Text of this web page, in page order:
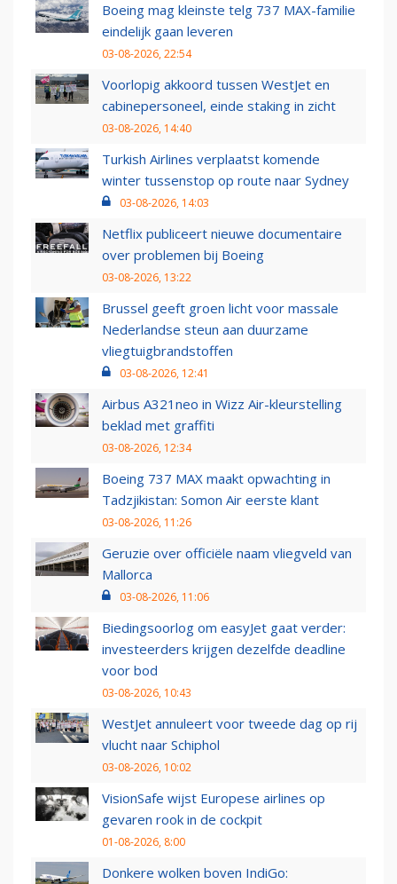
Boeing mag kleinste telg 737 MAX-familie
eindelijk gaan leveren
03-08-2026, 22:54
Voorlopig akkoord tussen WestJet en
cabinepersoneel, einde staking in zicht
03-08-2026, 14:40
Turkish Airlines verplaatst komende
winter tussenstop op route naar Sydney
03-08-2026, 14:03
Netflix publiceert nieuwe documentaire
over problemen bij Boeing
03-08-2026, 13:22
Brussel geeft groen licht voor massale
Nederlandse steun aan duurzame
vliegtuigbrandstoffen
03-08-2026, 12:41
Airbus A321neo in Wizz Air-kleurstelling
beklad met graffiti
03-08-2026, 12:34
Boeing 737 MAX maakt opwachting in
Tadzjikistan: Somon Air eerste klant
03-08-2026, 11:26
Geruzie over officiële naam vliegveld van
Mallorca
03-08-2026, 11:06
Biedingsoorlog om easyJet gaat verder:
investeerders krijgen dezelfde deadline
voor bod
03-08-2026, 10:43
WestJet annuleert voor tweede dag op rij
vlucht naar Schiphol
03-08-2026, 10:02
VisionSafe wijst Europese airlines op
gevaren rook in de cockpit
01-08-2026, 8:00
Donkere wolken boven IndiGo: